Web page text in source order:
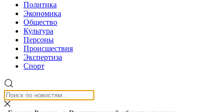
Политика
Экономика
Общество
Культура
Персоны
Происшествия
Экспертиза
Спорт